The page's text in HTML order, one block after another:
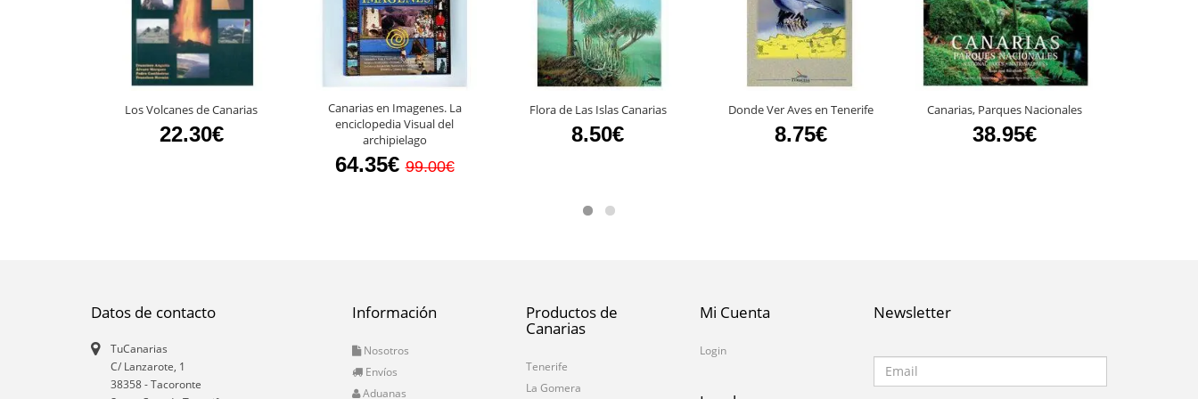
Los Volcanes de Canarias
22.30€
Canarias en Imagenes. La
enciclopedia Visual del
archipielago
64.35€ 99.00€
Flora de Las Islas Canarias
8.50€
Donde Ver Aves en Tenerife
8.75€
Canarias, Parques Nacionales
38.95€
Datos de contacto
TuCanarias
C/ Lanzarote, 1
38358-Tacoronte
Información
Nosotros
Envíos
Aduanas
Productos de
Canarias
Tenerife
La Gomera
Mi Cuenta
Login
Newsletter